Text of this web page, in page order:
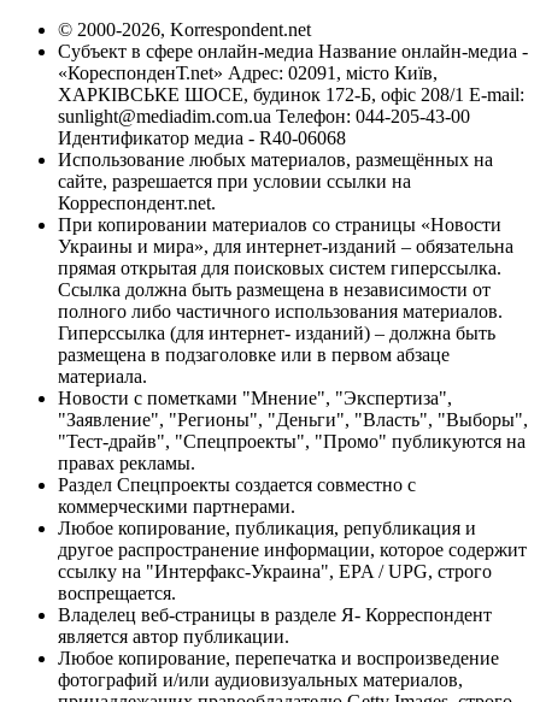
© 2000-2026, Korrespondent.net
Субъект в сфере онлайн-медиа Название онлайн-медиа -
«КореспонденТ.net» Адрес: 02091, місто Київ,
ХАРКІВСЬКЕ ШОСЕ, будинок 172-Б, офіс 208/1 E-mail:
sunlight@mediadim.com.ua Телефон: 044-205-43-00
Идентификатор медиа - R40-06068
Использование любых материалов, размещённых на
сайте, разрешается при условии ссылки на
Корреспондент.net.
При копировании материалов со страницы «Новости
Украины и мира», для интернет-изданий – обязательна
прямая открытая для поисковых систем гиперссылка.
Ссылка должна быть размещена в независимости от
полного либо частичного использования материалов.
Гиперссылка (для интернет- изданий) – должна быть
размещена в подзаголовке или в первом абзаце
материала.
Новости с пометками "Мнение", "Экспертиза",
"Заявление", "Регионы", "Деньги", "Власть", "Выборы",
"Тест-драйв", "Спецпроекты", "Промо" публикуются на
правах рекламы.
Раздел Спецпроекты создается совместно с
коммерческими партнерами.
Любое копирование, публикация, републикация и
другое распространение информации, которое содержит
ссылку на "Интерфакс-Украина", EPA / UPG, строго
воспрещается.
Владелец веб-страницы в разделе Я- Корреспондент
является автор публикации.
Любое копирование, перепечатка и воспроизведение
фотографий и/или аудиовизуальных материалов,